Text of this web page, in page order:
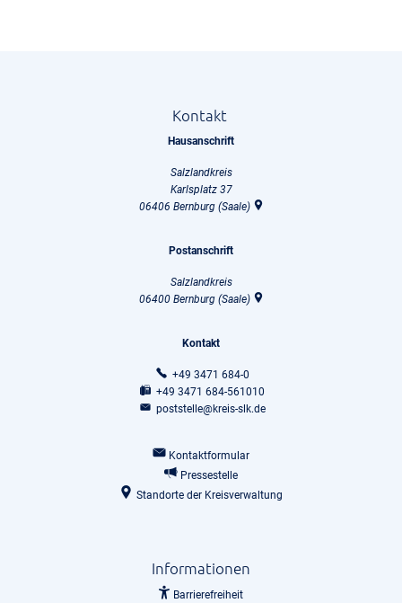
Kontakt
Hausanschrift
Salzlandkreis
Karlsplatz 37
06406 Bernburg (Saale)
Postanschrift
Salzlandkreis
06400 Bernburg (Saale)
Kontakt
+49 3471 684-0
+49 3471 684-561010
poststelle@kreis-slk.de
Kontaktformular
Pressestelle
Standorte der Kreisverwaltung
Informationen
Barrierefreiheit